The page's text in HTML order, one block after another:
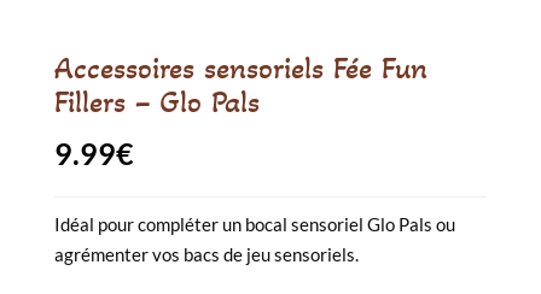
Accessoires sensoriels Fée Fun
Fillers – Glo Pals
9.99€
Idéal pour compléter un bocal sensoriel Glo Pals ou
agrémenter vos bacs de jeu sensoriels.